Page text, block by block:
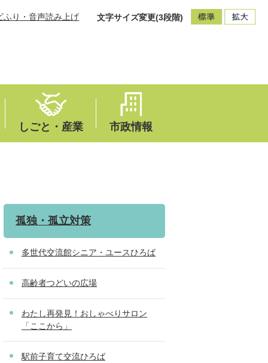
ふり・音声読み上げ 文字サイズ変更(3段階)
しごと・産業 市政情報
孤独・孤立対策
多世代交流館シニア・ユースひろば
高齢者つどいの広場
わたし再発見！おしゃべりサロン
「ここから」
駅前子育て交流ひろば